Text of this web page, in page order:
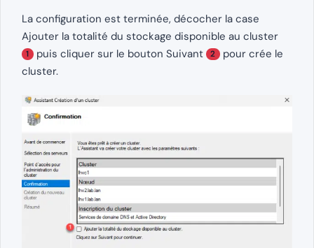
La configuration est terminée, décocher la case
Ajouter la totalité du stockage disponible au cluster
1 puis cliquer sur le bouton Suivant 2 pour crée le
cluster.